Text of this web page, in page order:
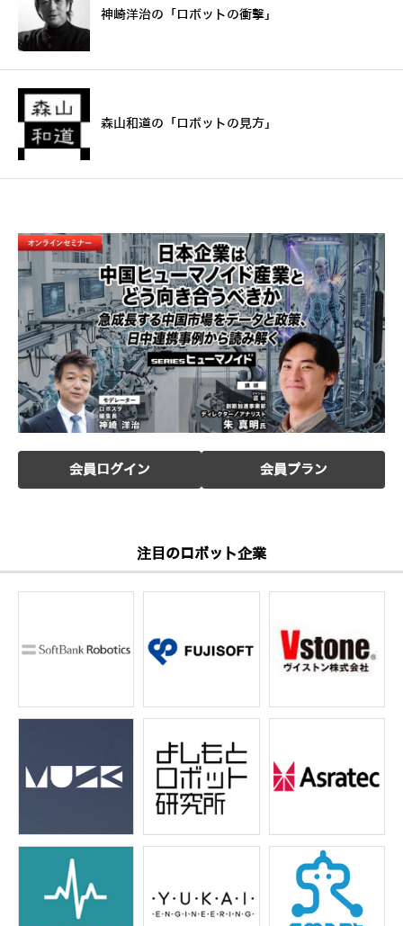
神崎洋治の「ロボットの衝撃」
森山和道の「ロボットの見方」
会員ログイン 会員プラン
注目のロボット企業